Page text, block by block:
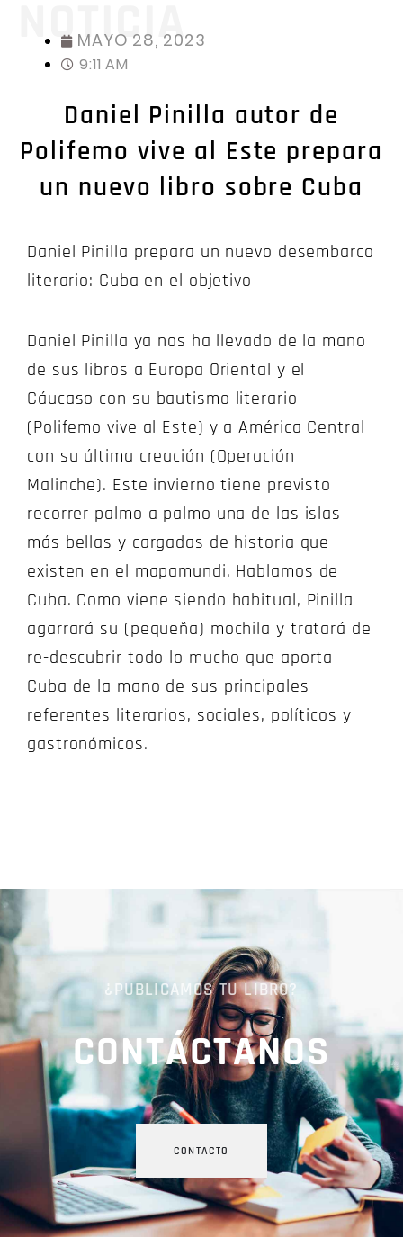
NOTICIA
MAYO 28, 2023
9:11 AM
Daniel Pinilla autor de
Polifemo vive al Este prepara
un nuevo libro sobre Cuba
Daniel Pinilla prepara un nuevo desembarco
literario: Cuba en el objetivo
Daniel Pinilla ya nos ha llevado de la mano
de sus libros a Europa Oriental y el
Cáucaso con su bautismo literario
(Polifemo vive al Este) y a América Central
con su última creación (Operación
Malinche). Este invierno tiene previsto
recorrer palmo a palmo una de las islas
más bellas y cargadas de historia que
existen en el mapamundi. Hablamos de
Cuba. Como viene siendo habitual, Pinilla
agarrará su (pequeña) mochila y tratará de
re-descubrir todo lo mucho que aporta
Cuba de la mano de sus principales
referentes literarios, sociales, políticos y
gastronómicos.
¿PUBLICAMOS TU LIBRO?
CONTÁCTANOS
CONTACTO